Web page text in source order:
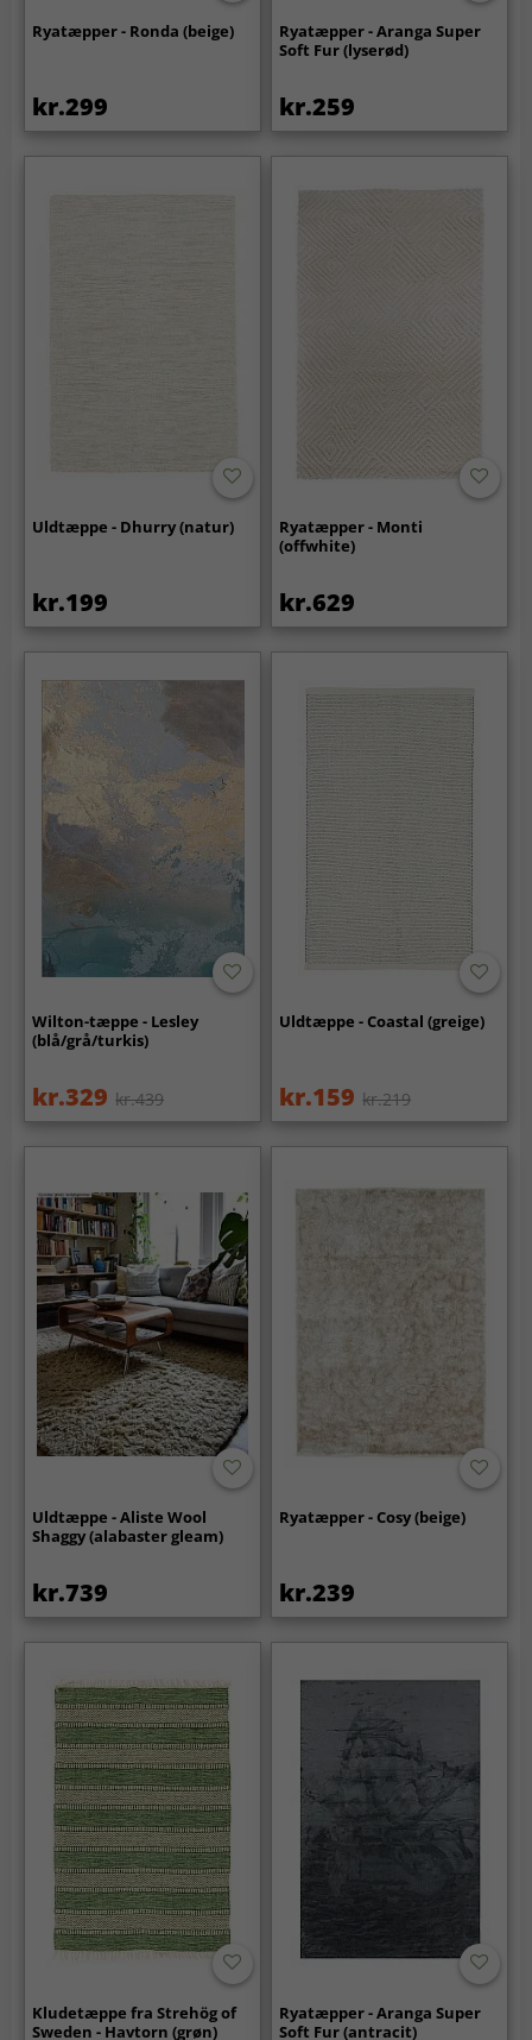
Ryatæpper - Ronda (beige)
kr.299
Ryatæpper - Aranga Super
Soft Fur (lyserød)
kr.259
Uldtæppe - Dhurry (natur)
kr.199
Ryatæpper - Monti
(offwhite)
kr.629
Wilton-tæppe - Lesley
(blå/grå/turkis)
kr.329 kr.439
Uldtæppe - Coastal (greige)
kr.159 kr.219
Uldtæppe - Aliste Wool
Shaggy (alabaster gleam)
kr.739
Ryatæpper - Cosy (beige)
kr.239
Kludetæppe fra Strehög of
Sweden - Havtorn (grøn)
Ryatæpper - Aranga Super
Soft Fur (antracit)